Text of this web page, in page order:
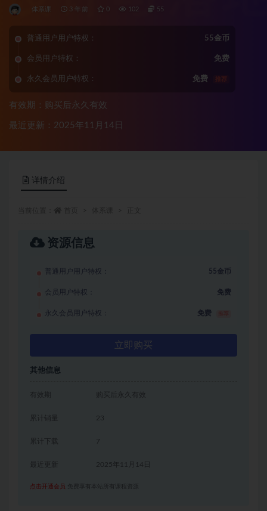
体系课 3 年前 0 102 55
普通用户用户特权： 55金币
会员用户特权： 免费
永久会员用户特权： 免费 推荐
有效期：购买后永久有效
最近更新：2025年11月14日
详情介绍
资源信息
普通用户用户特权： 55金币
会员用户特权： 免费
永久会员用户特权： 免费
立即购买
其他信息
有效期 购买后永久有效
累计销量 23
累计下载 7
2025年11月14日
点击开通会员 免费享有本站所有课程资源